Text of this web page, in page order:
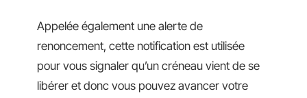
Appelée également une alerte de
renoncement, cette notification est utilisée
pour vous signaler qu’un créneau vient de se
libérer et donc vous pouvez avancer votre